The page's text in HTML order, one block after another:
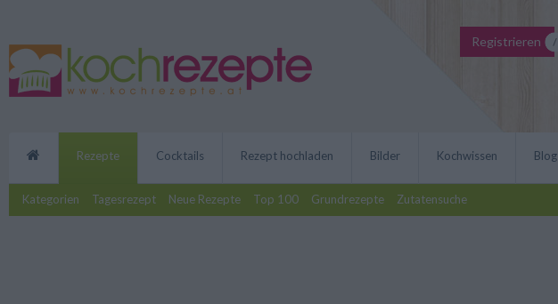
Registrieren
Rezepte
Kategorien Tagesrezept Neue Rezepte Top 100 Grundrezepte Zutatensuche
Cocktails Rezept hochladen Bilder Kochwissen Blog